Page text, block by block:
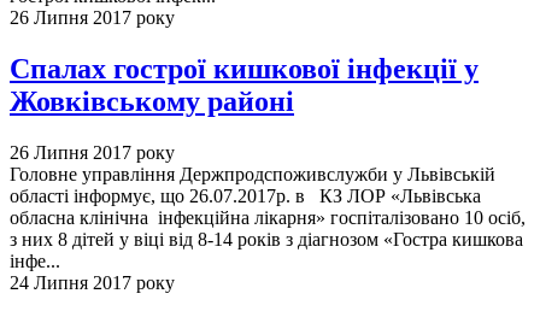
26 Липня 2017 року
Спалах гострої кишкової інфекції у
Жовківському районі
26 Липня 2017 року
Головне управління Держпродспоживслужби у Львівській
області інформує, що 26.07.2017р. в КЗ ЛОР «Львівська
обласна клінічна інфекційна лікарня» госпіталізовано 10 осіб,
з них 8 дітей у віці від 8-14 років з діагнозом «Гостра кишкова
інфе...
24 Липня 2017 року